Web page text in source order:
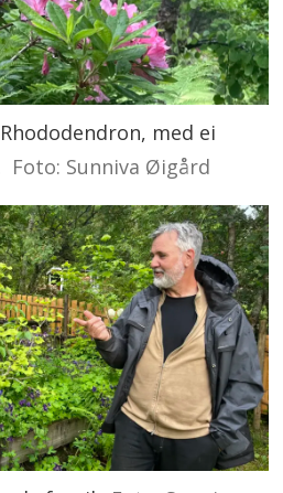
med ei
Foto: Sunniva Øigård